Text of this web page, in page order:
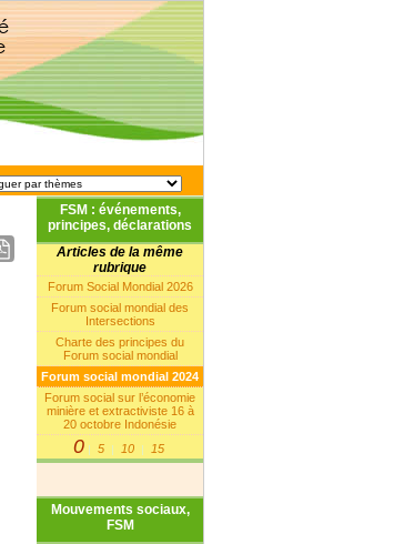
FSM : événements,
principes, déclarations
Articles de la même
rubrique
Forum Social Mondial 2026
Forum social mondial des
Intersections
Charte des principes du
Forum social mondial
Forum social mondial 2024
Forum social sur l’économie
minière et extractiviste 16 à
20 octobre Indonésie
0| 5 | 10 | 15
Mouvements sociaux,
FSM